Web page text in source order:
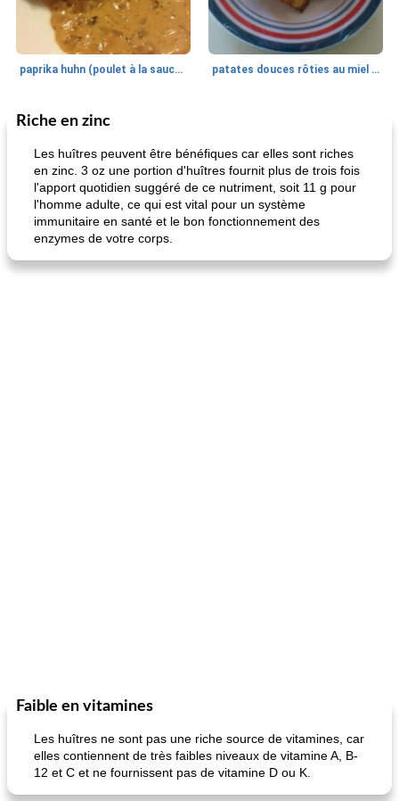
paprika huhn (poulet à la sauce paprika). patates douces rôties au miel / kumara
Petit déjeuner et brunch
Riche en zinc
Les huîtres peuvent être bénéfiques car elles sont riches
en zinc. 3 oz une portion d'huîtres fournit plus de trois fois
l'apport quotidien suggéré de ce nutriment, soit 11 g pour
l'homme adulte, ce qui est vital pour un système
immunitaire en santé et le bon fonctionnement des
enzymes de votre corps.
Faible en vitamines
Les huîtres ne sont pas une riche source de vitamines, car
elles contiennent de très faibles niveaux de vitamine A, B-
12 et C et ne fournissent pas de vitamine D ou K.